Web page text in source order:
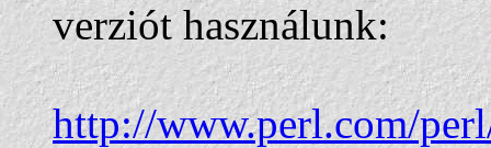
verziót használunk:
http://www.perl.com/